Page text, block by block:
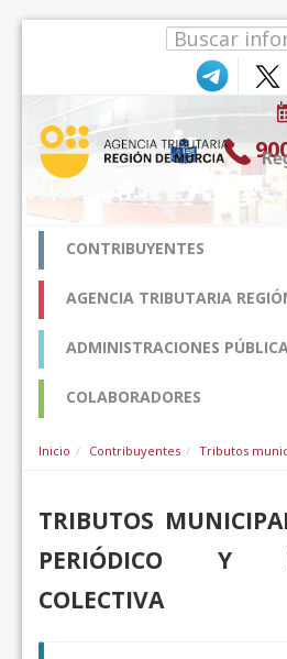
CONTRIBUYENTES
AGENCIA TRIBUTARIA
ADMINISTRACIONES
COLABORADORES
Inicio Contribuyentes Tributos
TRIBUTOS
PERIÓDICO Y
COLECTIVA